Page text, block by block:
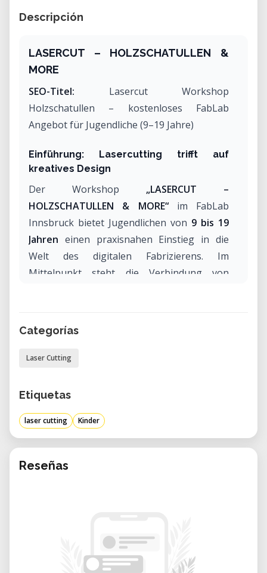
Descripción
LASERCUT – HOLZSCHATULLEN &
MORE
SEO-Titel: Lasercut Workshop
Holzschatullen – kostenloses FabLab
Angebot für Jugendliche (9–19 Jahre)
Einführung: Lasercutting trifft auf
kreatives Design
Der Workshop „LASERCUT –
HOLZSCHATULLEN & MORE“im FabLab
Innsbruck bietet Jugendlichen von 9 bis 19
Jahren einen praxisnahen Einstieg in die
Welt des digitalen Fabrizierens. Im
Mittelpunkt steht die Verbindung von
Lasercutter entstehen.
Hier lernen Teilnehmende, wie aus einer
umgesetzt wird.
Was ist ein Lasercutter Workshop?
Ein Lasercutter ist ein hochpräzises
Werkzeug, das Materialien wie Holz mithilfe
Grundlagen der Vektorgrafik-Erstellung
Vorbereitung von Dateien für den
Categorías
Laser Cutting
Etiquetas
laser cutting Kinder
Reseñas